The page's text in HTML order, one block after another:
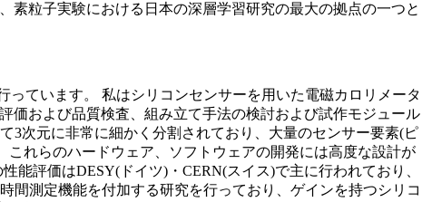
粒子実験における日本の深層学習研究の最大の拠点の一つと
ています。 私はシリコンセンサーを用いた電磁カロリメータ
価および品質検査、組み立て手法の検討および試作モジュール
3次元に非常に細かく分割されており、大量のセンサー要素(ピ
れらのハードウェア、ソフトウェアの開発には高度な設計が
評価はDESY(ドイツ)・CERN(スイス)で主に行われており、
間測定機能を付加する研究を行っており、ゲインを持つシリコ